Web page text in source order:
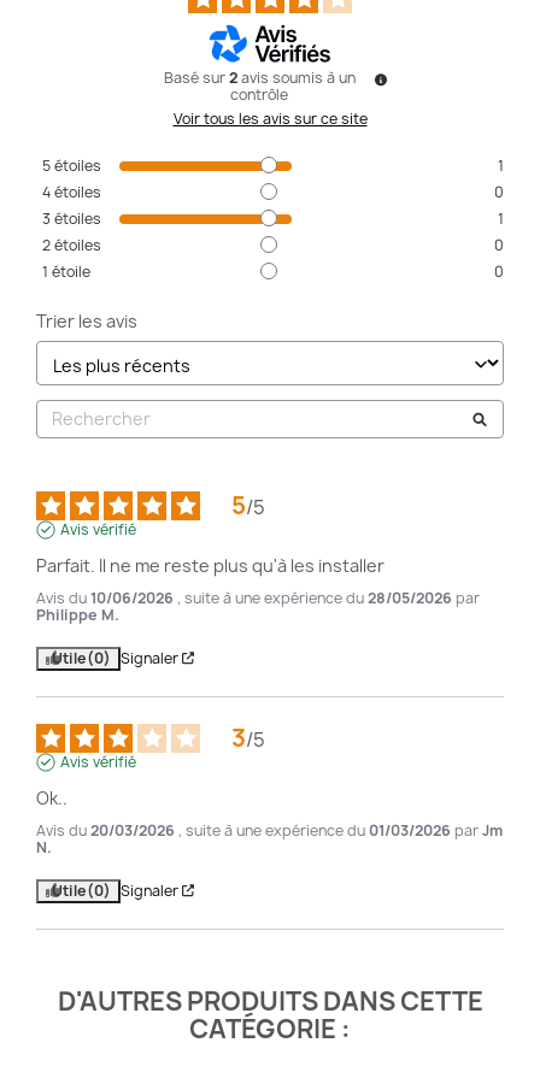
Basé sur2 avis soumis à un
contrôle
Voir tous les avis sur ce site
5étoiles
1
4étoiles
0
3 étoiles
1
2étoiles
0
1 étoile 0
Trier les avis
5/5
Avis vérifié
Parfait. Il ne me reste plus qu'à les installer
Avis du10/06/2026 , suite à une expérience du28/05/2026 par
Philippe M.
Utile(0) Signaler
3/5
Avis vérifié
Ok..
Avis du20/03/2026 , suite à une expérience du 01/03/2026 parJm
N.
Utile(0) Signaler
D'AUTRES PRODUITS DANS CETTE
CATÉGORIE :